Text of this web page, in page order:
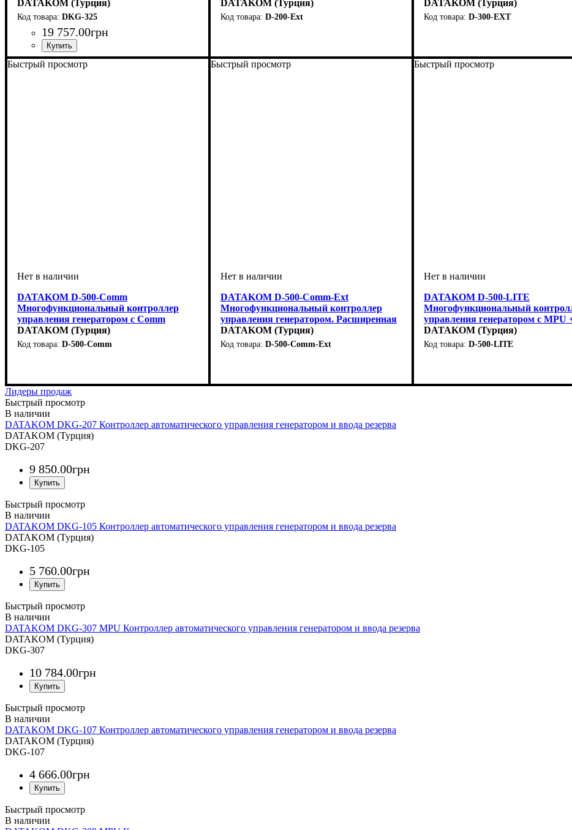
устройством, силовыми контакторами и
токовыми трансформаторами
DATAKOM (Турция)
DKG-325
19 757.00грн
интерфейсом. Расширенная версия.
DATAKOM (Турция)
D-200-Ext
версия
DATAKOM (Турция)
D-300-EXT
Быстрый просмотр
DATAKOM D-500-Comm
Многофункциональный контроллер
управления генератором с Comm
опцией
DATAKOM (Турция)
D-500-Comm
Быстрый просмотр
DATAKOM D-500-Comm-Ext
Многофункциональный контроллер
управления генератором. Расширенная
версия
DATAKOM (Турция)
D-500-Comm-Ext
Быстрый просмотр
DATAKOM D-500-LITE
Многофункциональный
управления генератором с MPU
+ RS485
DATAKOM (Турция)
D-500-LITE
Лидеры продаж
Быстрый просмотр
DATAKOM DKG-207 Контроллер автоматического управления генератором и ввода резерва
DATAKOM (Турция)
DKG-207
9 850.00грн
Быстрый просмотр
DATAKOM DKG-105 Контроллер автоматического управления генератором и ввода резервa
DATAKOM (Турция)
DKG-105
5 760.00грн
Быстрый просмотр
DATAKOM DKG-307 MPU Контроллер автоматического управления генератором и ввода резерва
DATAKOM (Турция)
DKG-307
10 784.00грн
Быстрый просмотр
DATAKOM DKG-107 Контроллер автоматического управления генератором и ввода резерва
DATAKOM (Турция)
DKG-107
4 666.00грн
Быстрый просмотр